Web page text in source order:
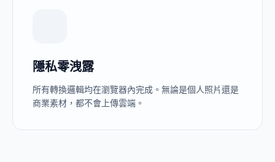
隱私零洩露
所有轉換邏輯均在瀏覽器內完成。無論是個人照片還是
商業素材，都不會上傳雲端。